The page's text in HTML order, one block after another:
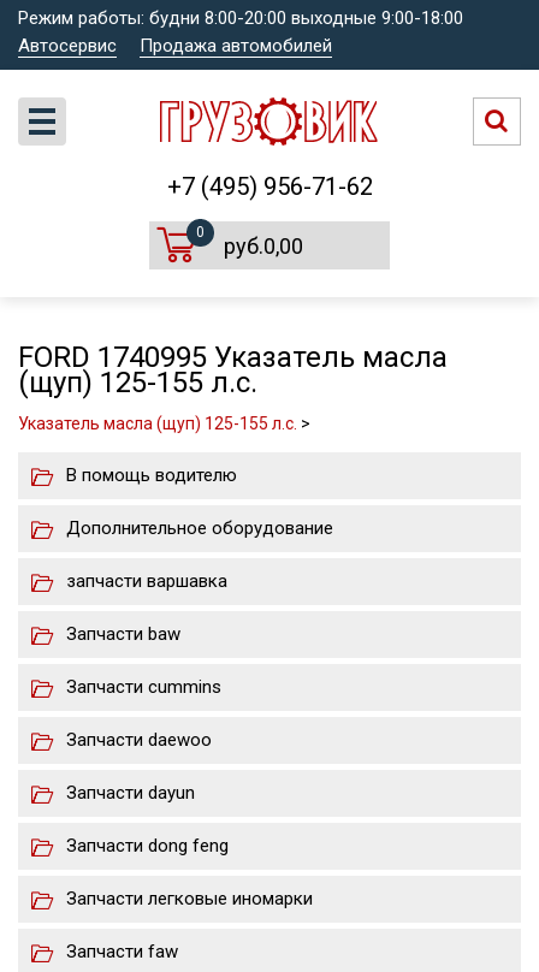
Режим работы: будни 8:00-20:00 выходные 9:00-18:00
Автосервис
Продажа автомобилей
+7 (495) 956-71-62
0
руб.0,00
FORD 1740995 Указатель масла
(щуп) 125-155 л.с.
Указатель масла (щуп) 125-155 л.с. >
В помощь водителю
Дополнительное оборудование
запчасти варшавка
Запчасти baw
Запчасти cummins
Запчасти daewoo
Запчасти dayun
Запчасти dong feng
Запчасти легковые иномарки
Запчасти faw